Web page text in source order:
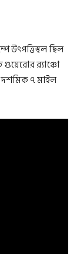
উৎপত্তিস্থল ছিল
গুয়েরোর র‍্যাঞ্চো
দশমিক ৭ মাইল